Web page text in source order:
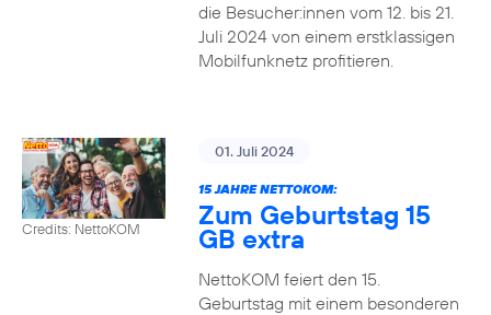
die Besucher:innen vom 12. bis 21.
Juli 2024 von einem erstklassigen
Mobilfunknetz profitieren.
Credits: NettoKOM
01. Juli 2024
15 JAHRE NETTOKOM:
Zum Geburtstag 15
GB extra
NettoKOM feiert den 15.
Geburtstag mit einem besonderen